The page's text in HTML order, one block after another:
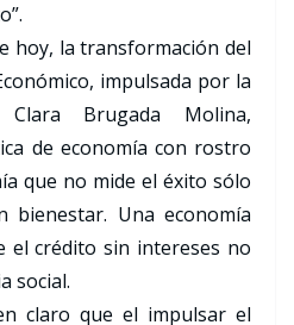
hoy, la transformación del
impulsada por la
Brugada Molina,
de economía con rostro
que no mide el éxito sólo
bienestar. Una economía
el crédito sin intereses no
social.
claro que el impulsar el